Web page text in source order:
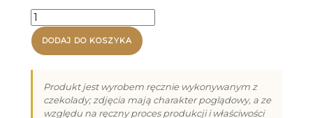
ilość
Serce
z
żurawiną
ruby
(80g)
DODAJ DO KOSZYKA
Produkt jest wyrobem ręcznie wykonywanym z
czekolady; zdjęcia mają charakter poglądowy, a ze
względu na ręczny proces produkcji i właściwości